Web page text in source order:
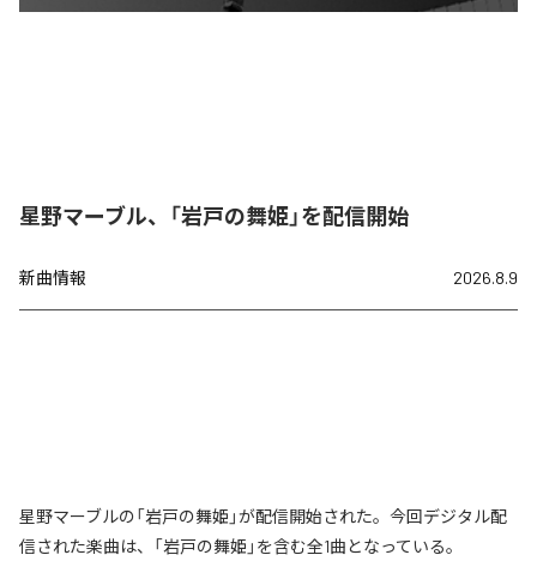
星野マーブル、「岩戸の舞姫」を配信開始
新曲情報 2026.8.9
星野マーブルの「岩戸の舞姫」が配信開始された。今回デジタル配
信された楽曲は、「岩戸の舞姫」を含む全1曲となっている。